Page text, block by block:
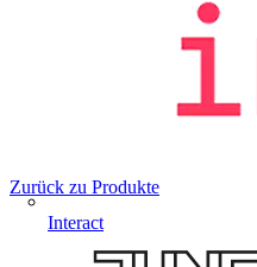
Interact
Zurück zu Produkte